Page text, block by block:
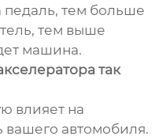
педаль, тем больше
тем выше
машина.
так
влияет на
вашего автомобиля.